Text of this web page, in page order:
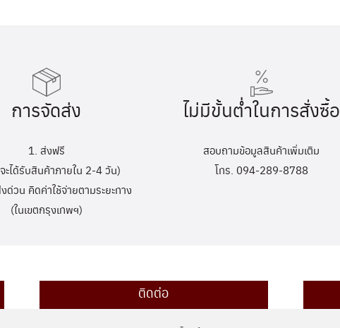
การจัดส่ง
1. ส่งฟรี
ะได้รับสินค้าภายใน 2-4 วัน)
วน คิดค่าใช้จ่ายตามระยะทาง
(ในเขตกรุงเทพฯ)
ไม่มีขั้นต่ำในการสั่งซื้อ
สอบถามข้อมูลสินค้าเพิ่มเติม
โทร. 094-289-8788
ติดต่อ